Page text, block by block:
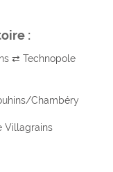
:
⇄ Technopole
Chambéry
Villagrains